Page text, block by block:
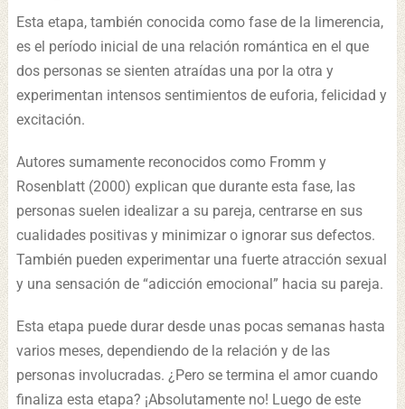
Esta etapa, también conocida como fase de la limerencia,
es el período inicial de una relación romántica en el que
dos personas se sienten atraídas una por la otra y
experimentan intensos sentimientos de euforia, felicidad y
excitación.
Autores sumamente reconocidos como Fromm y
Rosenblatt (2000) explican que durante esta fase, las
personas suelen idealizar a su pareja, centrarse en sus
cualidades positivas y minimizar o ignorar sus defectos.
También pueden experimentar una fuerte atracción sexual
y una sensación de “adicción emocional” hacia su pareja.
Esta etapa puede durar desde unas pocas semanas hasta
varios meses, dependiendo de la relación y de las
personas involucradas. ¿Pero se termina el amor cuando
finaliza esta etapa? ¡Absolutamente no! Luego de este